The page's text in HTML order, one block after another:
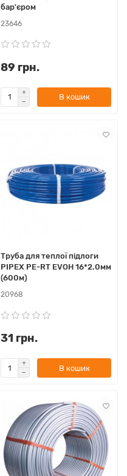
бар'єром
23646
89 грн.
В кошик
Труба для теплої підлоги
PIPEX PE-RT EVOH 16*2.0мм
(600м)
20968
31 грн.
В кошик